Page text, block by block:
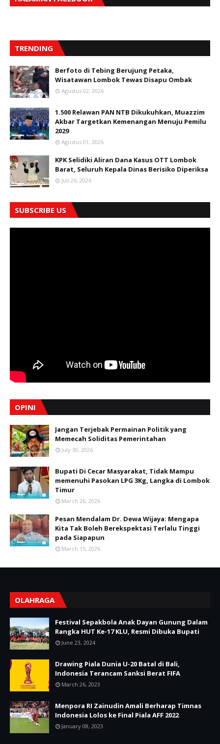
TRENDING
Berfoto di Tebing Berujung Petaka,
Wisatawan Lombok Tewas Disapu Ombak
Agustus 02, 2026
1.500 Relawan PAN NTB Dikukuhkan, Muazzim
Akbar Targetkan Kemenangan Menuju Pemilu
2029
Agustus 01, 2026
KPK Selidiki Aliran Dana Kasus OTT Lombok
Barat, Seluruh Kepala Dinas Berisiko Diperiksa
Juli 26, 2026
SUBSCRIBE US
OPINI
Jangan Terjebak Permainan Politik yang
Memecah Soliditas Pemerintahan
July 30, 2026
Bupati Di Cecar Masyarakat, Tidak Mampu
memenuhi Pasokan LPG 3Kg, Langka di Lombok
Timur
March 26, 2026
Pesan Mendalam Dr. Dewa Wijaya: Mengapa
Kita Tak Boleh Berekspektasi Terlalu Tinggi
pada Siapapun
March 15, 2026
OLAHRAGA
Festival Sepakbola Anak Dayan Gunung Dalam
Rangka HUT Ke-17 KLU, Resmi Dibuka Bupati
June 23, 2024
Drawing Piala Dunia U-20 Batal di Bali,
Indonesia Terancam Sanksi Berat FIFA
March 26, 2023
Menpora RI Zainudin Amali Berharap Timnas
Indonesia Lolos ke Final Piala AFF 2022
January 08, 2023